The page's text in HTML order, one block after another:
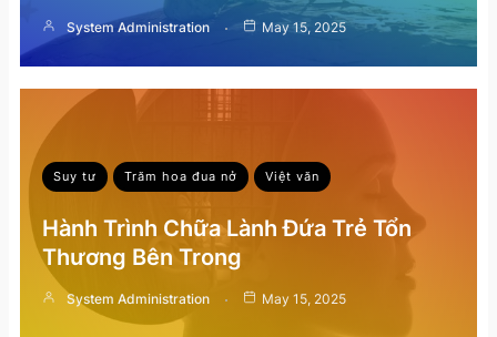
System Administration May 15, 2025
Suy tư Trăm hoa đua nở Việt văn
Hành Trình Chữa Lành Đứa Trẻ Tổn
Thương Bên Trong
System Administration May 15, 2025